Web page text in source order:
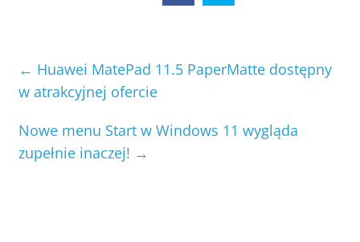
← Huawei MatePad 11.5 PaperMatte dostępny
w atrakcyjnej ofercie
Nowe menu Start w Windows 11 wygląda
zupełnie inaczej! →